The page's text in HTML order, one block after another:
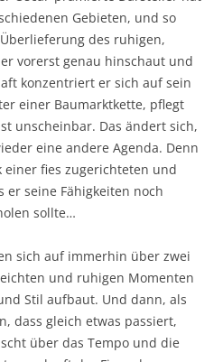
Gebieten, und so
des ruhigen,
vorerst genau hinschaut und
konzentriert er sich auf sein
einer Baumarktkette, pflegt
unscheinbar. Das ändert sich,
eine andere Agenda. Denn
fies zugerichteten und
seine Fähigkeiten noch
sollte…
sich auf immerhin über zwei
und ruhigen Momenten
Stil aufbaut. Und dann, als
dass gleich etwas passiert,
über das Tempo und die